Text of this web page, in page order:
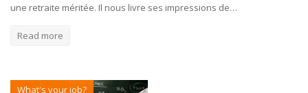
une retraite méritée. Il nous livre ses impressions de…
Read more
What's your job?